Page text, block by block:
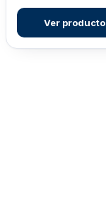
Ver producto